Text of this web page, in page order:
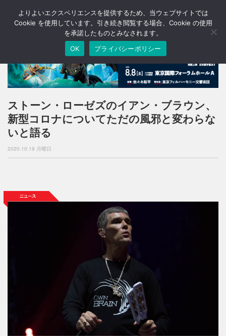
T
o
n
a
v
g
a
n
ストーン・ローゼズのイアン・ブラウン、
新型コロナについてただの風邪と変わらな
いと語る
2020.10.19 月曜日
よりよいエクスペリエンスを提供するため、当ウェブサイトでは
Cookie を使用しています。引き続き閲覧する場合、Cookie の使用
を承諾したものとみなされます。
OK
プライバシーポリシー